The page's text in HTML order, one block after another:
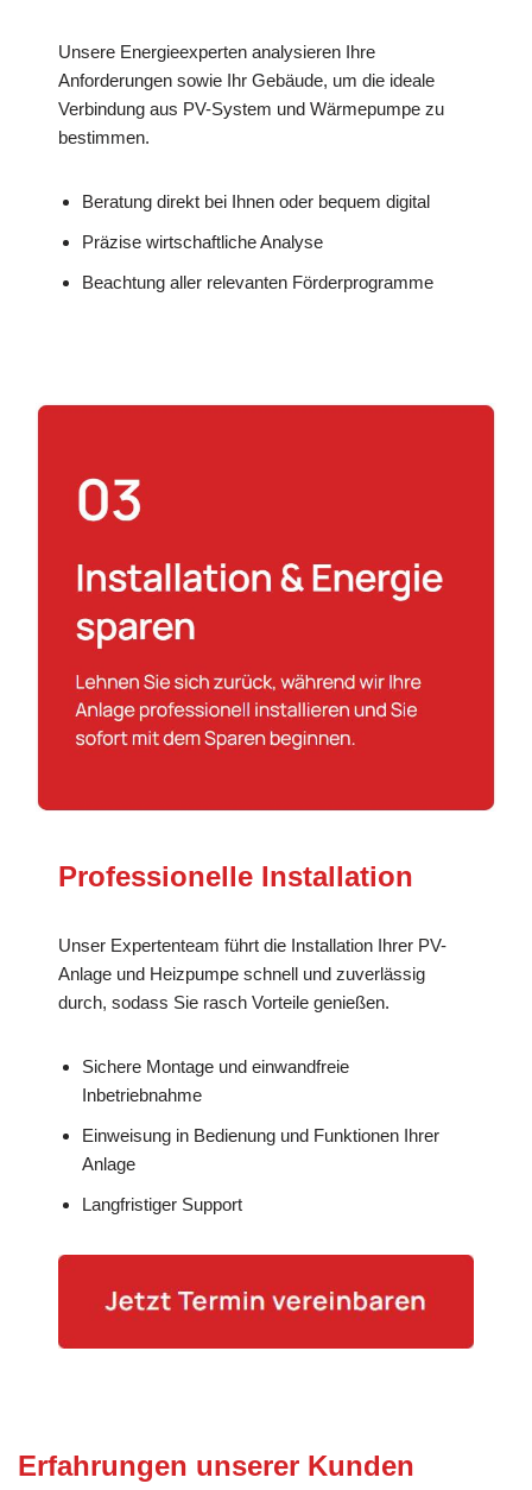
Unsere Energieexperten analysieren Ihre
Anforderungen sowie Ihr Gebäude, um die ideale
Verbindung aus PV-System und Wärmepumpe zu
bestimmen.
Beratung direkt bei Ihnen oder bequem digital
Präzise wirtschaftliche Analyse
Beachtung aller relevanten Förderprogramme
Professionelle Installation
Unser Expertenteam führt die Installation Ihrer PV-
Anlage und Heizpumpe schnell und zuverlässig
durch, sodass Sie rasch Vorteile genießen.
Sichere Montage und einwandfreie
Inbetriebnahme
Einweisung in Bedienung und Funktionen Ihrer
Anlage
Langfristiger Support
Erfahrungen unserer Kunden